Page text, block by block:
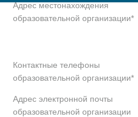
Адрес местонахождения
образовательной организации*
Контактные телефоны
образовательной организации*
Адрес электронной почты
образовательной организации